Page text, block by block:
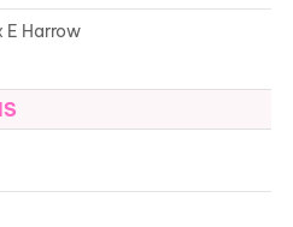
E Harrow